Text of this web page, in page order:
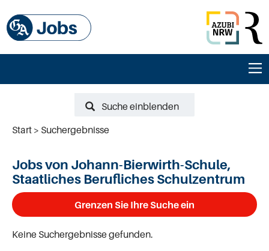
Suche einblenden
Start
Suchergebnisse
Jobs von Johann-Bierwirth-Schule,
Staatliches Berufliches Schulzentrum
Grenzen Sie Ihre Suche ein
Keine Suchergebnisse gefunden.